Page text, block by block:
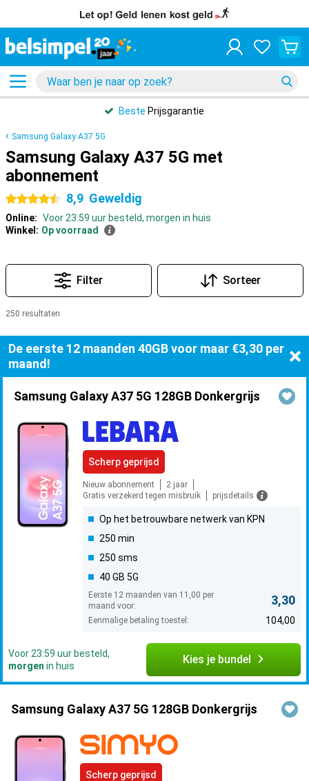
Beste Prijsgarantie
Samsung Galaxy A37 5G
Samsung Galaxy A37 5G met
abonnement
4.5 sterren 8,9 Geweldig
Online: Voor 23:59 uur besteld, morgen in huis
Winkel: Op voorraad
Filter Sorteer
250 resultaten
De eerste 12 maanden 40GB voor maar €3,30 per
maand!
Samsung Galaxy A37 5G 128GB Donkergrijs
Scherp geprijsd
Nieuw abonnement
2 jaar
Gratis verzekerd tegen misbruik
prijsdetails
Op het betrouwbare netwerk van KPN
250 min
250 sms
40 GB 5G
Eerste 12 maanden van 11,00 per
maand voor:
3,30
Eenmalige betaling toestel: 104,00
Voor 23:59 uur besteld,
morgen in huis Kies je bundel
Samsung Galaxy A37 5G 128GB Donkergrijs
Scherp geprijsd